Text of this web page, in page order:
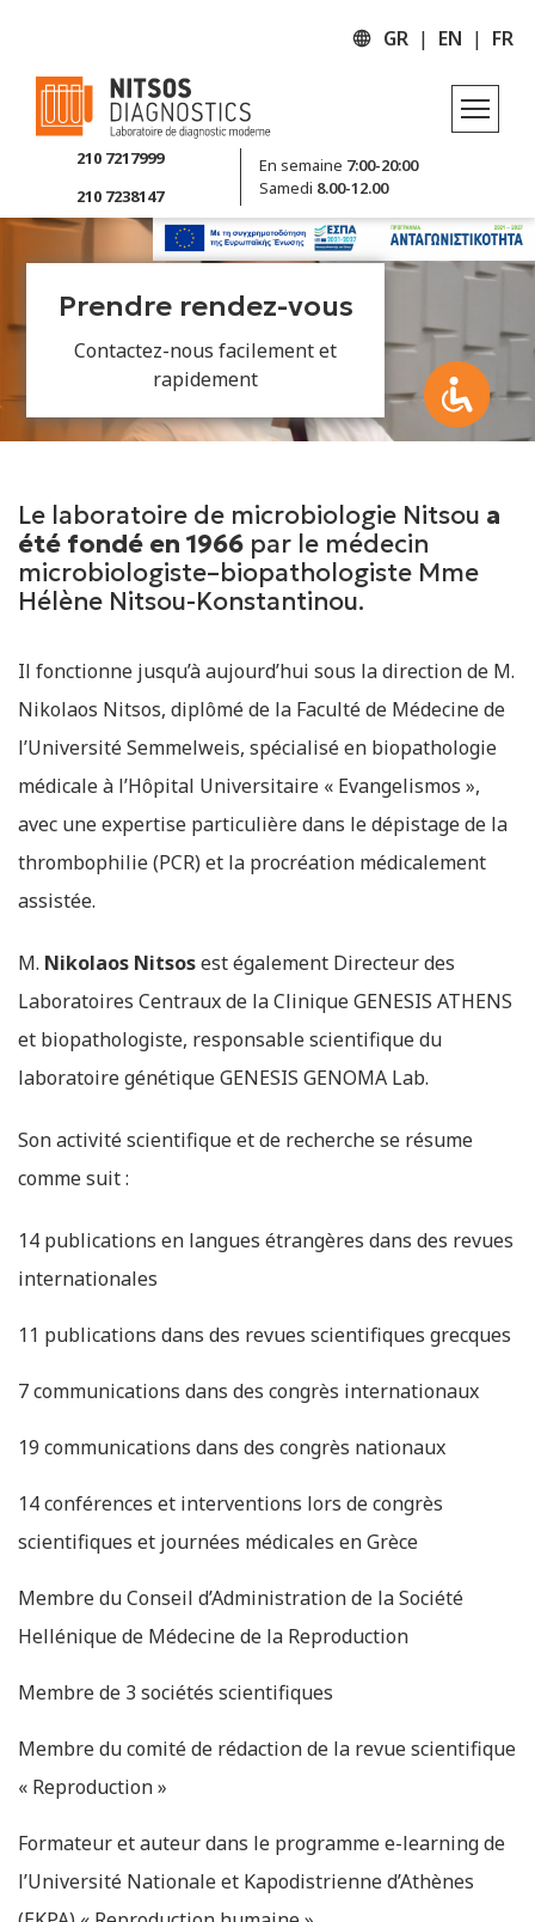
GR EN FR
210 7217999
210 7238147
En semaine 7:00-20:00
Samedi 8.00-12.00
Prendre rendez-vous
Contactez-nous facilement et
rapidement
Laboratoire
À propos de nous
À propos de nous
À vos côtés depuis 1966
Le laboratoire de microbiologie Nitsou a
été fondé en 1966 par le médecin
microbiologiste–biopathologiste Mme
Hélène Nitsou-Konstantinou.
Il fonctionne jusqu’à aujourd’hui sous la direction de M.
Nikolaos Nitsos, diplômé de la Faculté de Médecine de
l’Université Semmelweis, spécialisé en biopathologie
médicale à l’Hôpital Universitaire « Evangelismos »,
avec une expertise particulière dans le dépistage de la
thrombophilie (PCR) et la procréation médicalement
assistée.
M. Nikolaos Nitsosest également Directeur des
Laboratoires Centraux de la Clinique GENESIS ATHENS
et biopathologiste, responsable scientifique du
laboratoire génétique GENESIS GENOMA Lab.
Son activité scientifique et de recherche se résume
comme suit :
14 publications en langues étrangères dans des revues
internationales
11 publications dans des revues scientifiques grecques
7 communications dans des congrès internationaux
19 communications dans des congrès nationaux
14 conférences et interventions lors de congrès
scientifiques et journées médicales en Grèce
Membre du Conseil d’Administration de la Société
Hellénique de Médecine de la Reproduction
Membre de 3 sociétés scientifiques
Membre du comité de rédaction de la revue scientifique
« Reproduction »
Formateur et auteur dans le programme e-learning de
l’Université Nationale et Kapodistrienne d’Athènes